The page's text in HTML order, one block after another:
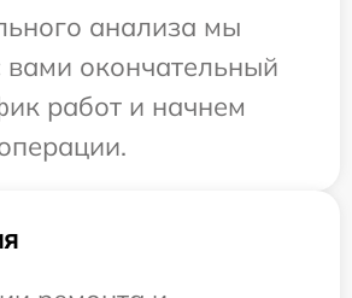
анализа мы
вами окончательный
работ и начнем